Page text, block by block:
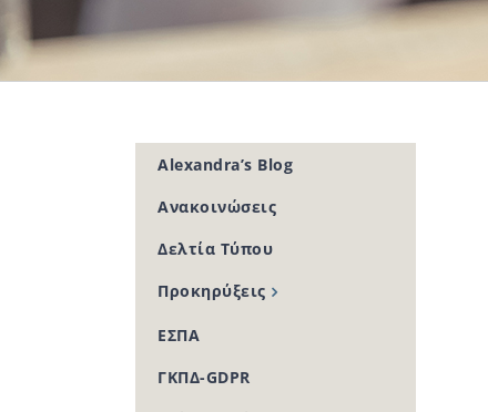
Alexandra’s Blog
Ανακοινώσεις
Δελτία Τύπου
Προκηρύξεις
ΕΣΠΑ
ΓΚΠΔ-GDPR